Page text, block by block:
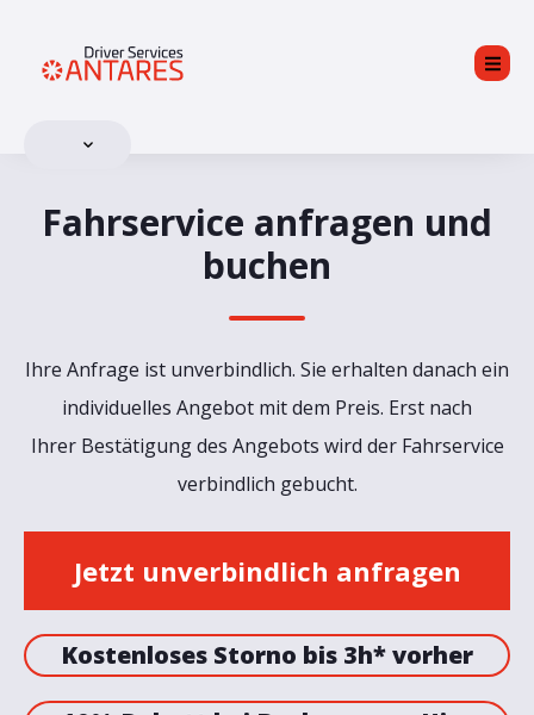
Fahrservice anfragen und
buchen
Ihre Anfrage ist unverbindlich. Sie erhalten danach ein
individuelles Angebot mit dem Preis. Erst nach
Ihrer Bestätigung des Angebots wird der Fahrservice
verbindlich gebucht.
Jetzt unverbindlich anfragen
Kostenloses Storno bis 3h* vorher